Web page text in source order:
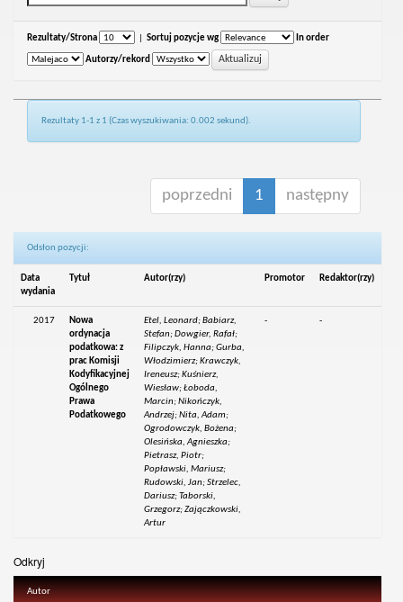
Rezultaty/Strona Sortuj pozycje wg In order
Autorzy/rekord
Rezultaty 1-1 z 1 (Czas wyszukiwania: 0.002 sekund).
poprzedni 1 następny
Odsłon pozycji:
Data
wydania
Tytuł Autor(rzy) Promotor Redaktor(rzy)
2017
Nowa
ordynacja
podatkowa: z
prac Komisji
Kodyfikacyjnej
Ogólnego
Prawa
Podatkowego
Etel, Leonard; Babiarz,
Stefan; Dowgier, Rafał;
Filipczyk, Hanna; Gurba,
Włodzimierz; Krawczyk,
Ireneusz; Kuśnierz,
Wiesław; Łoboda,
Marcin; Nikończyk,
Andrzej; Nita, Adam;
Ogrodowczyk, Bożena;
Olesińska, Agnieszka;
Pietrasz, Piotr;
Popławski, Mariusz;
Rudowski, Jan; Strzelec,
Dariusz; Taborski,
Grzegorz; Zajączkowski,
Artur
- -
Odkryj
Autor